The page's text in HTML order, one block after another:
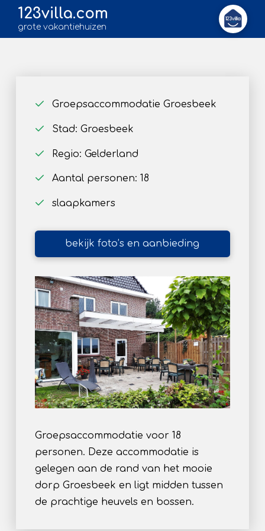
123villa.com
grote vakantiehuizen
Groepsaccommodatie Groesbeek
Stad: Groesbeek
Regio: Gelderland
Aantal personen: 18
slaapkamers
bekijk foto’s en aanbieding
Groepsaccommodatie voor 18
personen. Deze accommodatie is
gelegen aan de rand van het mooie
dorp Groesbeek en ligt midden tussen
de prachtige heuvels en bossen.